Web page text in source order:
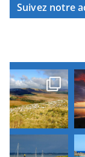
Suivez notre